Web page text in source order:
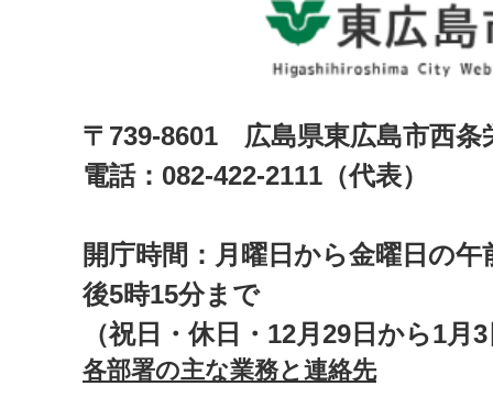
〒739-8601 広島県東広島市西
電話：082-422-2111（代表）
開庁時間：月曜日から金曜日の午
後5時15分まで
（祝日・休日・12月29日から1月
各部署の主な業務と連絡先